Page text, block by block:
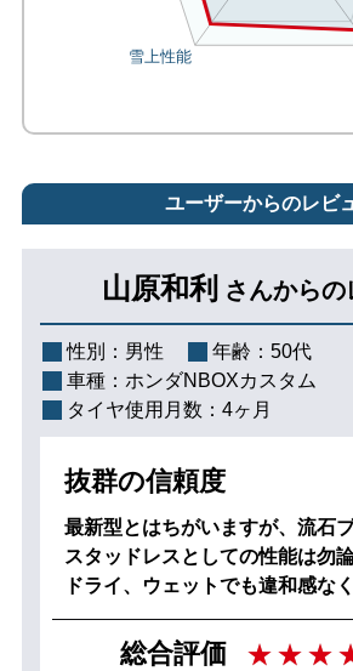
ユーザーからのレビ
山原和利 さんからの
性別： 男性 年齢： 50代
車種： ホンダNBOXカスタム
タイヤ使用月数： 4ヶ月
抜群の信頼度
最新型とはちがいますが、流石
スタッドレスとしての性能は勿
ドライ、ウェットでも違和感な
総合評価